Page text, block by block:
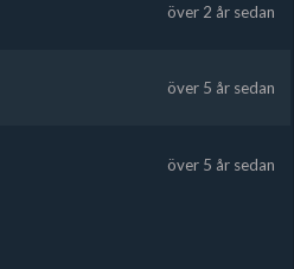
över 2 år sedan
över 5 år sedan
över 5 år sedan